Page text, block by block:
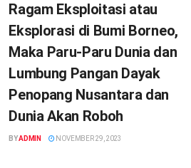
Ragam Eksploitasi atau
Eksplorasi di Bumi Borneo,
Maka Paru-Paru Dunia dan
Lumbung Pangan Dayak
Penopang Nusantara dan
Dunia Akan Roboh
BYADMIN NOVEMBER 29, 2023